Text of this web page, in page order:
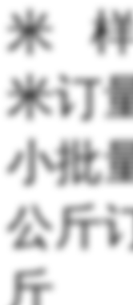
米
米订
小批
公斤
斤